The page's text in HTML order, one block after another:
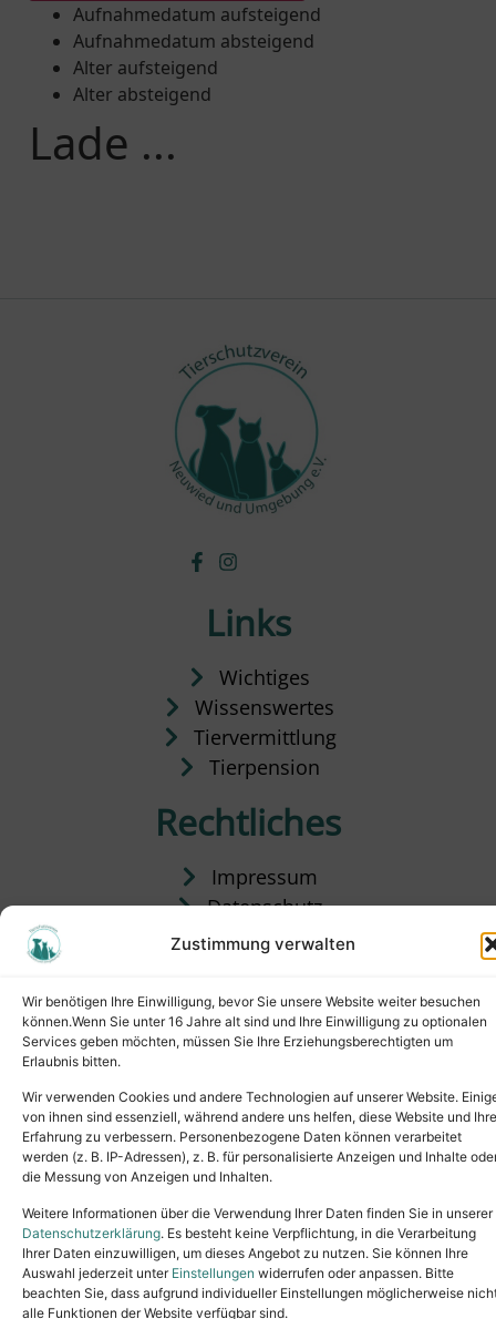
Zustimmung verwalten
Wir benötigen Ihre Einwilligung, bevor Sie unsere Website weiter besuchen
können.Wenn Sie unter 16 Jahre alt sind und Ihre Einwilligung zu optionalen
Services geben möchten, müssen Sie Ihre Erziehungsberechtigten um
Erlaubnis bitten.
Wir verwenden Cookies und andere Technologien auf unserer Website.
von ihnen sind essenziell, während andere uns helfen, diese Website und Ihre
Erfahrung zu verbessern. Personenbezogene Daten können verarbeitet
werden (z. B. IP-Adressen), z. B. für personalisierte Anzeigen und Inhalte
die Messung von Anzeigen und Inhalten.
Weitere Informationen über die Verwendung Ihrer Daten finden Sie in unserer
Datenschutzerklärung. Es besteht keine Verpflichtung, in die Verarbeitung
Ihrer Daten einzuwilligen, um dieses Angebot zu nutzen. Sie können Ihre
Auswahl jederzeit unter Einstellungen widerrufen oder anpassen. Bitte
beachten Sie, dass aufgrund individueller Einstellungen möglicherweise
alle Funktionen der Website verfügbar sind.
Aufnahmedatum aufsteigend
Aufnahmedatum absteigend
Alter aufsteigend
Alter absteigend
Lade ...
Links
Wichtiges
Wissenswertes
Tiervermittlung
Tierpension
Rechtliches
Impressum
Datenschutz
Satzung
Copyright © 2024. All rights reserved.
Tel.: (02631) 55356buero@tierheim-neuwied.de
Ludwigshof 1, 56567 Neuwied